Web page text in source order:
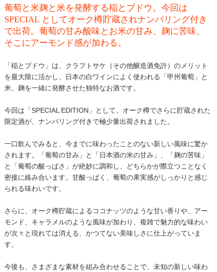
葡萄と米麹と米を発酵する稲とブドウ。今回は
SPECIAL としてオーク樽貯蔵されナンバリング付き
で出荷。葡萄の甘み酸味とお米の甘み、麹に苦味、
そこにアーモンド感が加わる。
「稲とブドウ」は、クラフトサケ（その他醸造酒免許）のメリット
を最大限に活かし、日本の白ワインによく使われる「甲州葡萄」と
米、麹を一緒に発酵させた独特なお酒です。
今回は「SPECIAL EDITION」として、オーク樽でさらに貯蔵された
限定酒が、ナンバリング付きで極少量出荷されました。
一口飲んでみると、今までに味わったことのない新しい風味に驚か
されます。「葡萄の甘み」と「日本酒の米の甘み」、「麹の苦味」
と「葡萄の酸っぱさ」が絶妙に調和し、どちらかが際立つことなく
密接に絡み合います。甘酸っぱく、葡萄の果実感がしっかりと感じ
られる味わいです。
さらに、オーク樽貯蔵によるココナッツのような甘い香りや、アー
モンド、キャラメルのような風味が加わり、複雑で魅力的な味わい
が次々と現れては消える、かつてない美味しさに仕上がっていま
す。
今後も、さまざまな素材を組み合わせることで、未知の新しい味わ